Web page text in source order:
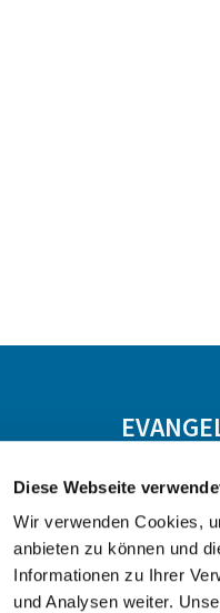
Diese Webseite
Wir verwenden Cookies,
anbieten zu können und
Informationen zu Ihrer
und Analysen weiter.